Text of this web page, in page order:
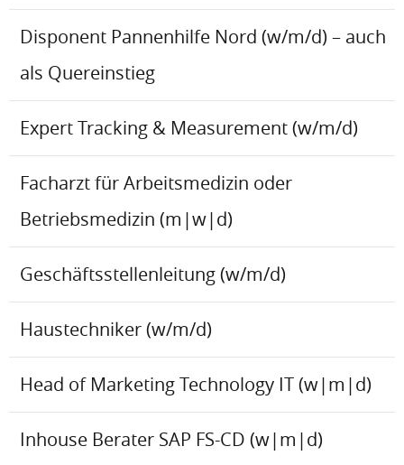
Disponent Pannenhilfe Nord (w/m/d) – auch
als Quereinstieg
Expert Tracking & Measurement (w/m/d)
Facharzt für Arbeitsmedizin oder
Betriebsmedizin (m|w|d)
Geschäftsstellenleitung (w/m/d)
Haustechniker (w/m/d)
Head of Marketing Technology IT (w|m|d)
Inhouse Berater SAP FS-CD (w|m|d)